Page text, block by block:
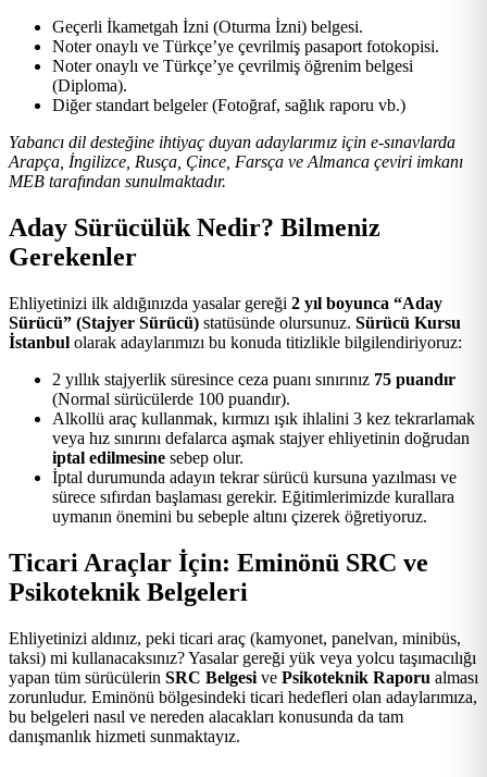
Geçerli İkametgah İzni (Oturma İzni) belgesi.
Noter onaylı ve Türkçe’ye çevrilmiş pasaport fotokopisi.
Noter onaylı ve Türkçe’ye çevrilmiş öğrenim belgesi
(Diploma).
Diğer standart belgeler (Fotoğraf, sağlık raporu vb.)
Yabancı dil desteğine ihtiyaç duyan adaylarımız için e-sınavlarda
Arapça, İngilizce, Rusça, Çince, Farsça ve Almanca çeviri imkanı
MEB tarafından sunulmaktadır.
Aday Sürücülük Nedir? Bilmeniz
Gerekenler
Ehliyetinizi ilk aldığınızda yasalar gereği 2 yıl boyunca “Aday
Sürücü” (Stajyer Sürücü) statüsünde olursunuz. Sürücü Kursu
İstanbul olarak adaylarımızı bu konuda titizlikle bilgilendiriyoruz:
2 yıllık stajyerlik süresince ceza puanı sınırınız 75 puandır
(Normal sürücülerde 100 puandır).
Alkollü araç kullanmak, kırmızı ışık ihlalini 3 kez tekrarlamak
veya hız sınırını defalarca aşmak stajyer ehliyetinin doğrudan
iptal edilmesine sebep olur.
İptal durumunda adayın tekrar sürücü kursuna yazılması ve
sürece sıfırdan başlaması gerekir. Eğitimlerimizde kurallara
uymanın önemini bu sebeple altını çizerek öğretiyoruz.
Ticari Araçlar İçin: Eminönü SRC ve
Psikoteknik Belgeleri
Ehliyetinizi aldınız, peki ticari araç (kamyonet, panelvan, minibüs,
taksi) mi kullanacaksınız? Yasalar gereği yük veya yolcu taşımacılığı
yapan tüm sürücülerin SRC Belgesi ve Psikoteknik Raporu alması
zorunludur. Eminönü bölgesindeki ticari hedefleri olan adaylarımıza,
bu belgeleri nasıl ve nereden alacakları konusunda da tam
danışmanlık hizmeti sunmaktayız.